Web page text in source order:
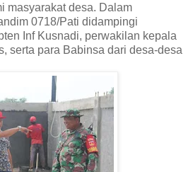
masyarakat desa. Dalam
0718/Pati didampingi
Inf Kusnadi, perwakilan kepala
serta para Babinsa dari desa-desa